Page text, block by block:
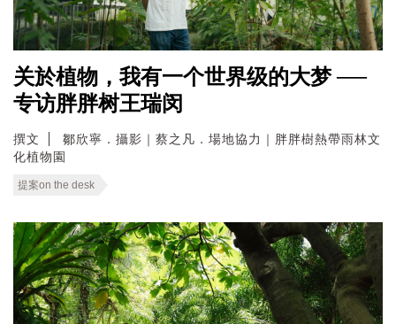
关於植物，我有一个世界级的大梦 ──
专访胖胖树王瑞闵
撰文
鄒欣寧．攝影｜蔡之凡．場地協力｜胖胖樹熱帶雨林文
化植物園
提案on the desk